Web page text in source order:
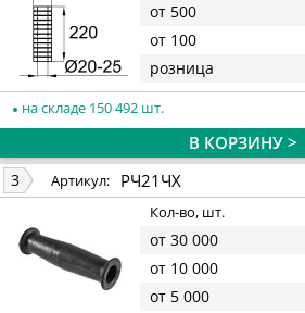
от 500
от 100
розница
на складе 150 492 шт.
В КОРЗИНУ >
3 Артикул: РЧ21ЧХ
Кол-во, шт.
от 30 000
от 10 000
от 5 000